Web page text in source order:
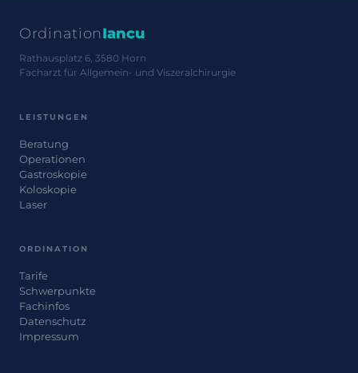
OrdinationIancu
Rathausplatz 6, 3580 Horn
Facharzt für Allgemein- und Viszeralchirurgie
LEISTUNGEN
Beratung
Operationen
Gastroskopie
Koloskopie
Laser
ORDINATION
Tarife
Schwerpunkte
Fachinfos
Datenschutz
Impressum